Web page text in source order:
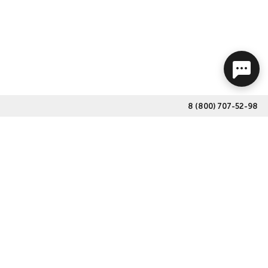
8 (800) 707-52-98